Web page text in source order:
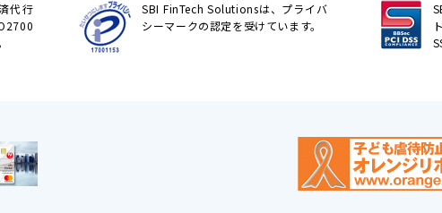
代行
SBI FinTech Solutionsは、プライバ
シーマークの認定を受けています。